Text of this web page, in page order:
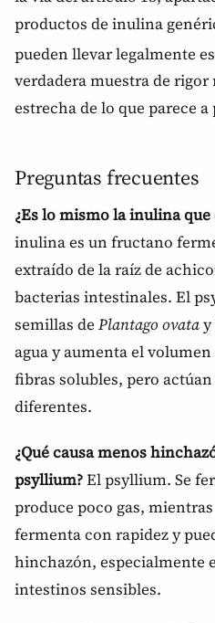
productos de inulina
pueden llevar legalmente
verdadera muestra de
estrecha de lo que parece
Preguntas frecuentes
¿Es lo mismo la inulina
inulina es un fructano
extraído de la raíz de
bacterias intestinales. El
semillas de Plantago ovatay
agua y aumenta el
fibras solubles, pero
diferentes.
¿Qué causa menos
psyllium?El psyllium. Se
produce poco gas,
fermenta con rapidez y
hinchazón, especialmente
intestinos sensibles.